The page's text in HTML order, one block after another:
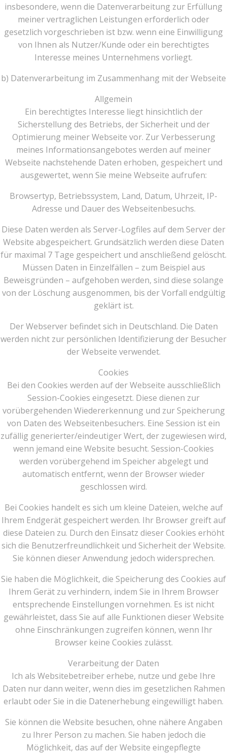
insbesondere, wenn die Datenverarbeitung zur Erfüllung
meiner vertraglichen Leistungen erforderlich oder
gesetzlich vorgeschrieben ist bzw. wenn eine Einwilligung
von Ihnen als Nutzer/Kunde oder ein berechtigtes
Interesse meines Unternehmens vorliegt.
b) Datenverarbeitung im Zusammenhang mit der Webseite
Allgemein
Ein berechtigtes Interesse liegt hinsichtlich der
Sicherstellung des Betriebs, der Sicherheit und der
Optimierung meiner Webseite vor. Zur Verbesserung
meines Informationsangebotes werden auf meiner
Webseite nachstehende Daten erhoben, gespeichert und
ausgewertet, wenn Sie meine Webseite aufrufen:
Browsertyp, Betriebssystem, Land, Datum, Uhrzeit, IP-
Adresse und Dauer des Webseitenbesuchs.
Diese Daten werden als Server-Logfiles auf dem Server der
Website abgespeichert. Grundsätzlich werden diese Daten
für maximal 7 Tage gespeichert und anschließend gelöscht.
Müssen Daten in Einzelfällen – zum Beispiel aus
Beweisgründen – aufgehoben werden, sind diese solange
von der Löschung ausgenommen, bis der Vorfall endgültig
geklärt ist.
Der Webserver befindet sich in Deutschland. Die Daten
werden nicht zur persönlichen Identifizierung der Besucher
der Webseite verwendet.
Cookies
Bei den Cookies werden auf der Webseite ausschließlich
Session-Cookies eingesetzt. Diese dienen zur
vorübergehenden Wiedererkennung und zur Speicherung
von Daten des Webseitenbesuchers. Eine Session ist ein
zufällig generierter/eindeutiger Wert, der zugewiesen wird,
wenn jemand eine Website besucht. Session-Cookies
werden vorübergehend im Speicher abgelegt und
automatisch entfernt, wenn der Browser wieder
geschlossen wird.
Bei Cookies handelt es sich um kleine Dateien, welche auf
Ihrem Endgerät gespeichert werden. Ihr Browser greift auf
diese Dateien zu. Durch den Einsatz dieser Cookies erhöht
sich die Benutzerfreundlichkeit und Sicherheit der Website.
Sie können dieser Anwendung jedoch widersprechen.
Sie haben die Möglichkeit, die Speicherung des Cookies auf
Ihrem Gerät zu verhindern, indem Sie in Ihrem Browser
entsprechende Einstellungen vornehmen. Es ist nicht
gewährleistet, dass Sie auf alle Funktionen dieser Website
ohne Einschränkungen zugreifen können, wenn Ihr
Browser keine Cookies zulässt.
Verarbeitung der Daten
Ich als Websitebetreiber erhebe, nutze und gebe Ihre
Daten nur dann weiter, wenn dies im gesetzlichen Rahmen
erlaubt oder Sie in die Datenerhebung eingewilligt haben.
Sie können die Website besuchen, ohne nähere Angaben
zu Ihrer Person zu machen. Sie haben jedoch die
Möglichkeit, das auf der Website eingepflegte